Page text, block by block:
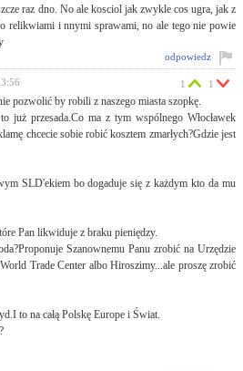
raz dno. No ale kosciol jak zwykle cos ugra, jak z
relikwiami i nnymi sprawami, no ale tego nie powie
odpowiedz
pozwolić by robili z naszego miasta szopkę.
już przesada.Co ma z tym wspólnego Włocławek
chcecie sobie robić kosztem zmarłych?Gdzie jest
SLD'ekiem bo dogaduje się z każdym kto da mu
Pan likwiduje z braku pieniędzy.
Szanownemu Panu zrobić na Urzędzie
Trade Center albo Hiroszimy...ale proszę zrobić
to na całą Polskę Europe i Świat.
1 1